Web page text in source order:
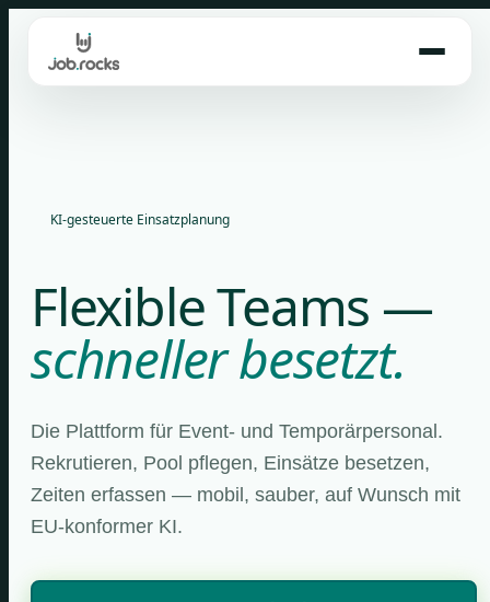
content
KI-gesteuerte Einsatzplanung
Flexible Teams —
schneller besetzt.
Die Plattform für Event- und Temporärpersonal.
Rekrutieren, Pool pflegen, Einsätze besetzen,
Zeiten erfassen — mobil, sauber, auf Wunsch mit
EU-konformer KI.